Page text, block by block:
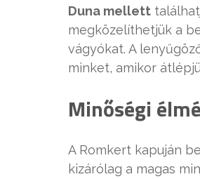
Duna mellett
megközelíthetjük a
vágyókat. A
minket, amikor
Minőségi
A Romkert kapuján
kizárólag a magas